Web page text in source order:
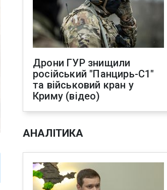
Дрони ГУР знищили
російський "Панцирь-С1"
та військовий кран у
Криму (відео)
АНАЛІТИКА